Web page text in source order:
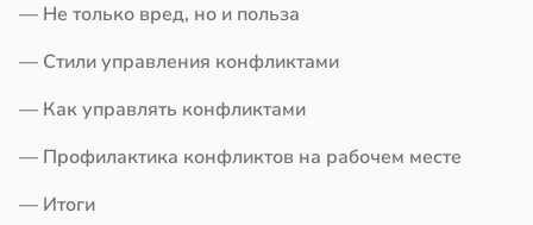
— Не только вред, но и польза
— Стили управления конфликтами
— Как управлять конфликтами
— Профилактика конфликтов на рабочем месте
— Итоги